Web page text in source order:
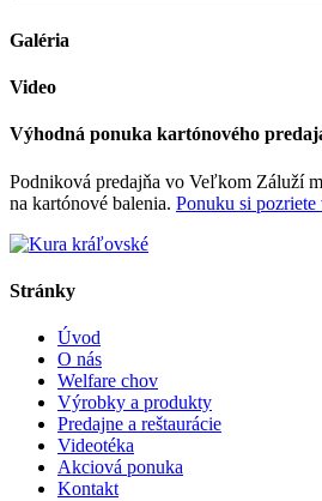
Galéria
Video
Výhodná ponuka kartónového
Podniková predajňa vo Veľkom Záluží
na kartónové balenia. Ponuku si
Stránky
Úvod
O nás
Welfare chov
Výrobky a produkty
Predajne a reštaurácie
Videotéka
Akciová ponuka
Kontakt